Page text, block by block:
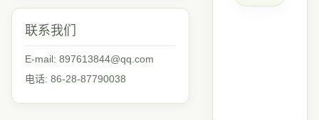
联系我们
E-mail: 897613844@qq.com
电话: 86-28-87790038